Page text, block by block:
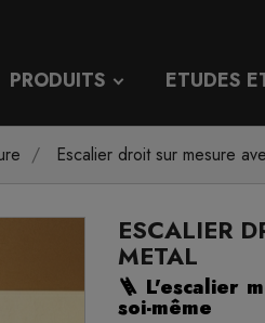
PRODUITS ETUDES
Escalier droit sur mesure
ESCALIER
METAL
🪜 L'escalier
soi-même